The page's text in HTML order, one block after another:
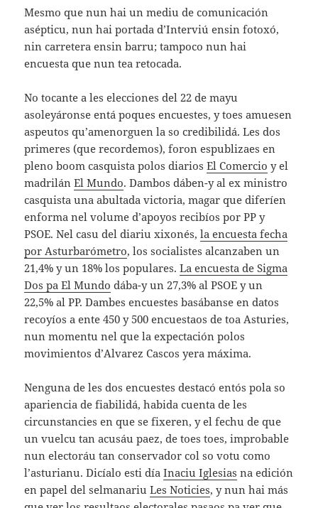
Mesmo que nun hai un mediu de comunicación
asépticu, nun hai portada d’Interviú ensin fotoxó,
nin carretera ensin barru; tampoco nun hai
encuesta que nun tea retocada.
No tocante a les elecciones del 22 de mayu
asoleyáronse entá poques encuestes, y toes amuesen
aspeutos qu’amenorguen la so credibilidá. Les dos
primeres (que recordemos), foron espublizaes en
pleno boom casquista polos diariosEl Comercio y el
madrilánEl Mundo. Dambos dáben-y al ex ministro
casquista una abultada victoria, magar que diferíen
enforma nel volume d’apoyos recibíos por PP y
PSOE. Nel casu del diariu xixonés,la encuesta fecha
por Asturbarómetro, los socialistes alcanzaben un
21,4% y un 18% los populares.La encuesta de Sigma
Dos pa El Mundo dába-y un 27,3% al PSOE y un
22,5% al PP. Dambes encuestes basábanse en datos
recoyíos a ente 450 y 500 encuestaos de toa Asturies,
nun momentu nel que la expectación polos
movimientos d’Alvarez Cascos yera máxima.
Nenguna de les dos encuestes destacó entós pola so
apariencia de fiabilidá, habida cuenta de les
circunstancies en que se fixeren, y el fechu de que
un vuelcu tan acusáu paez, de toes toes, improbable
nun electoráu tan conservador col so votu como
l’asturianu. Dicíalo esti díaInaciu Iglesias na edición
en papel del selmanariuLes Noticies, y nun hai más